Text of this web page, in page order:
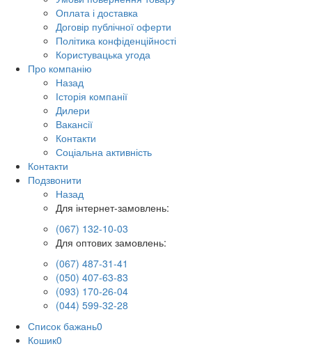
Оплата і доставка
Договір публічної оферти
Політика конфіденційності
Користувацька угода
Про компанію
Назад
Історія компанії
Дилери
Вакансії
Контакти
Соціальна активність
Контакти
Подзвонити
Назад
Для інтернет-замовлень:
(067) 132-10-03
Для оптових замовлень:
(067) 487-31-41
(050) 407-63-83
(093) 170-26-04
(044) 599-32-28
Список бажань0
Кошик0